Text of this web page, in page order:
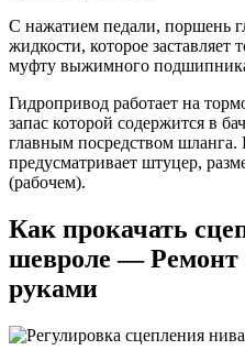
С нажатием педали, поршень
жидкости, которое заставляет
муфту выжимного
Гидропривод работает на
запас которой содержится в
главным посредством шланга.
предусматривает штуцер,
(рабочем).
Как прокачать
шевроле — Ремонт
руками